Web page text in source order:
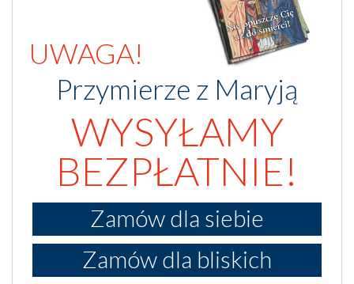
UWAGA!
Przymierze z Maryją
WYSYŁAMY
BEZPŁATNIE!
Zamów dla siebie
Zamów dla bliskich